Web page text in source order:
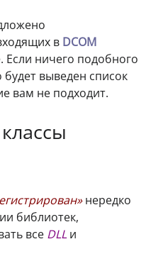
в DCOM
Если ничего подобного
выведен список
вам не подходит.
нередко
библиотек,
все DLLи